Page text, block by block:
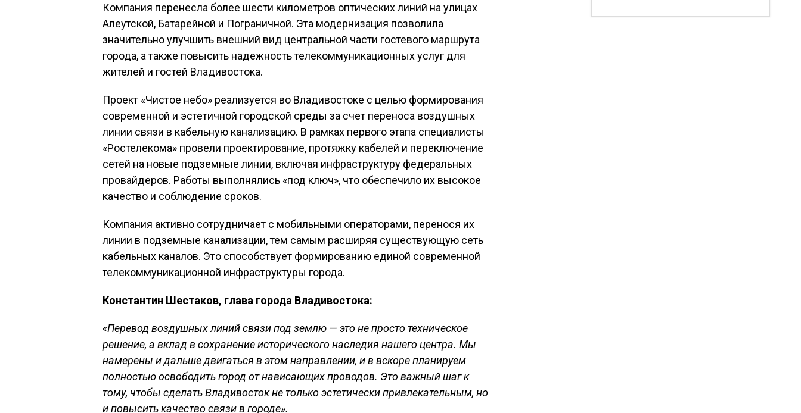
Компания перенесла более шести километров оптических линий на улицах
Алеутской, Батарейной и Пограничной. Эта модернизация позволила
значительно улучшить внешний вид центральной части гостевого маршрута
города, а также повысить надежность телекоммуникационных услуг для
жителей и гостей Владивостока.
Проект «Чистое небо» реализуется во Владивостоке с целью формирования
современной и эстетичной городской среды за счет переноса воздушных
линии связи в кабельную канализацию. В рамках первого этапа специалисты
«Ростелекома» провели проектирование, протяжку кабелей и переключение
сетей на новые подземные линии, включая инфраструктуру федеральных
провайдеров. Работы выполнялись «под ключ», что обеспечило их высокое
качество и соблюдение сроков.
Компания активно сотрудничает с мобильными операторами, перенося их
линии в подземные канализации, тем самым расширяя существующую сеть
кабельных каналов. Это способствует формированию единой современной
телекоммуникационной инфраструктуры города.
Константин Шестаков, глава города Владивостока:
«Перевод воздушных линий связи под землю — это не просто техническое
решение, а вклад в сохранение исторического наследия нашего центра. Мы
намерены и дальше двигаться в этом направлении, и в вскоре планируем
полностью освободить город от нависающих проводов. Это важный шаг к
тому, чтобы сделать Владивосток не только эстетически привлекательным, но
и повысить качество связи в городе».